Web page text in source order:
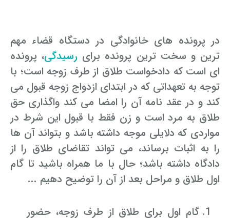
در پرونده های خانوادگی در دستگاه قضاء مهم
ترین و سخت ترین پرونده برای رسیدگی، پرونده
ای است که دادخواست طلاق از طرف زوجه است؛ با
توجه به تعهداتی که در ابتدای ازدواج زوجه قبول می
کند و در عقد نامه آن را امضا می کند واگذاری حق
طلاق به مرد است و زن فقط با قبول این شرط در
مواردی که دلایلی موجه داشته باشد و بتواند آن ها
را به اثبات برساند، می تواند تقاضای طلاق را از
دادگاه داشته باشد؛ حال با ما همراه باشید تا گام
اول طلاق و مراحل بعد از آن را توضیح دهیم ...
گام اول برای طلاق از طرف زوجه، حضور